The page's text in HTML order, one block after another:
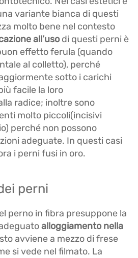
variante bianca di questi
molto bene nel contesto
all’uso di questi perni è
effetto ferula (quando
al colletto), perché
sotto i carichi
facile la loro
radice; inoltre sono
molto piccoli(incisivi
perché non possono
adeguate. In questi casi
i perni fusi in oro.
perni
perno in fibra presuppone la
alloggiamento nella
avviene a mezzo di frese
si vede nel filmato. La